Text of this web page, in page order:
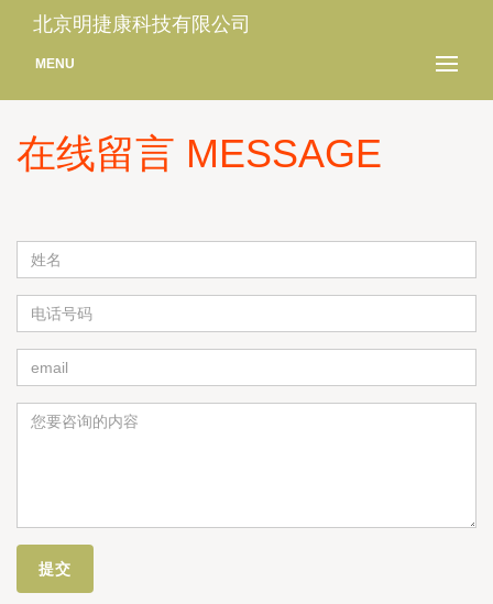
北京明捷康科技有限公司
MENU
在线留言 MESSAGE